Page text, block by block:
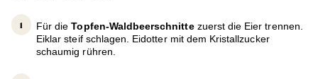
Für dieTopfen-Waldbeerschnittezuerst die Eier trennen.
Eiklar steif schlagen. Eidotter mit dem Kristallzucker
schaumig rühren.